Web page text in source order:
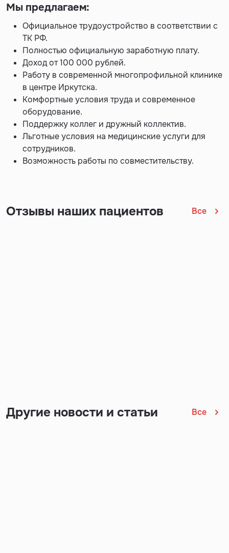
Мы предлагаем:
Официальное трудоустройство в соответствии с
ТК РФ.
Полностью официальную заработную плату.
Доход от 100 000 рублей.
Работу в современной многопрофильной клинике
в центре Иркутска.
Комфортные условия труда и современное
оборудование.
Поддержку коллег и дружный коллектив.
Льготные условия на медицинские услуги для
сотрудников.
Возможность работы по совместительству.
Отзывы наших пациентов Все
Другие новости и статьи Все